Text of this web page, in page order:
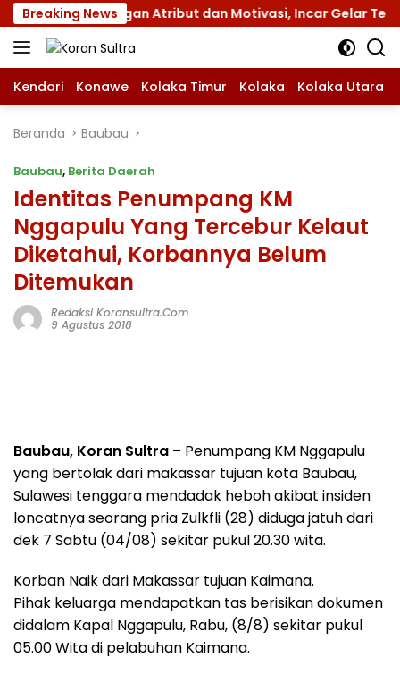
Langsung
ke
konten
Breaking News
XII dengan Atribut dan Motivasi, Incar Gelar Terbaik
Kendari Konawe Kolaka Timur Kolaka Kolaka Utara
Beranda Baubau
Baubau, Berita Daerah
Identitas Penumpang KM
Nggapulu Yang Tercebur Kelaut
Diketahui, Korbannya Belum
Ditemukan
Redaksi Koransultra.com
9 Agustus 2018
Baubau, Koran Sultra – Penumpang KM Nggapulu
yang bertolak dari makassar tujuan kota Baubau,
Sulawesi tenggara mendadak heboh akibat insiden
loncatnya seorang pria Zulkfli (28) diduga jatuh dari
dek 7 Sabtu (04/08) sekitar pukul 20.30 wita.
Korban Naik dari Makassar tujuan Kaimana.
Pihak keluarga mendapatkan tas berisikan dokumen
didalam Kapal Nggapulu, Rabu, (8/8) sekitar pukul
05.00 Wita di pelabuhan Kaimana.